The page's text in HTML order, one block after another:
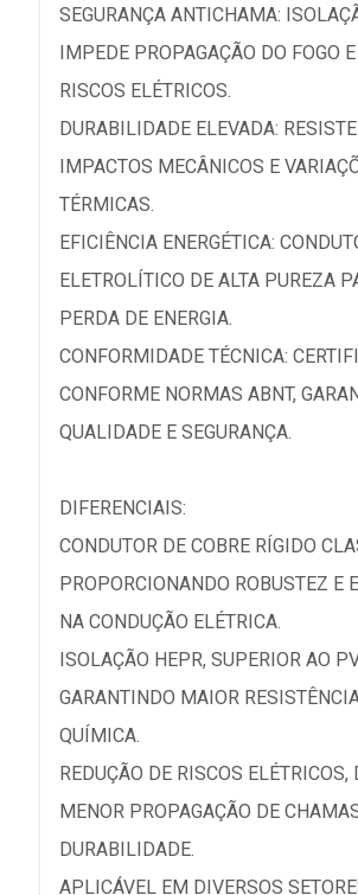
SEGURANÇA ANTICHAMA:
IMPEDE PROPAGAÇÃO DO FOGO
RISCOS ELÉTRICOS.
DURABILIDADE ELEVADA:
IMPACTOS MECÂNICOS E
TÉRMICAS.
EFICIÊNCIA ENERGÉTICA:
ELETROLÍTICO DE ALTA PUREZA
PERDA DE ENERGIA.
CONFORMIDADE TÉCNICA:
CONFORME NORMAS ABNT,
QUALIDADE E SEGURANÇA.
DIFERENCIAIS:
CONDUTOR DE COBRE RÍGIDO
PROPORCIONANDO ROBUSTEZ E
NA CONDUÇÃO ELÉTRICA.
ISOLAÇÃO HEPR, SUPERIOR AO
GARANTINDO MAIOR
QUÍMICA.
REDUÇÃO DE RISCOS ELÉTRICOS,
MENOR PROPAGAÇÃO DE
DURABILIDADE.
APLICÁVEL EM DIVERSOS